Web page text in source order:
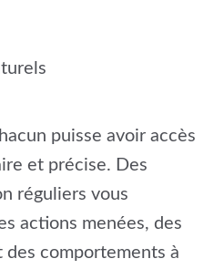
puisse avoir accès
et précise. Des
réguliers vous
actions menées, des
comportements à